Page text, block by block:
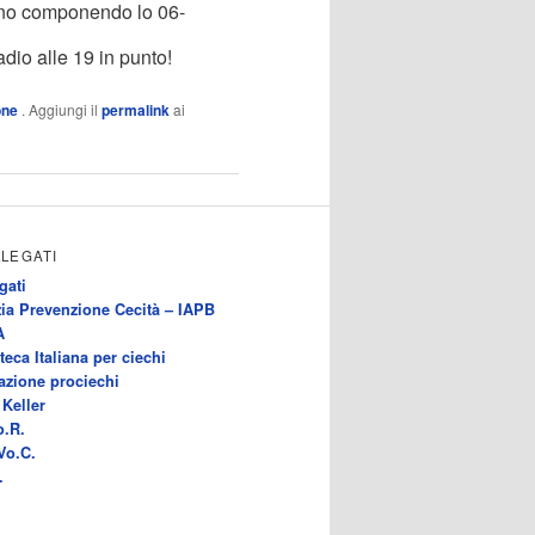
componendo lo 06-
alle 19 in punto!
. Aggiungi il permalinkai
Prevenzione Cecità – IAPB
Italiana per ciechi
prociechi